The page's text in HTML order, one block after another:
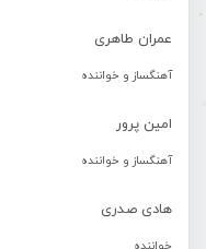
عمران طاهری
آهنگساز و خواننده
امین پرور
آهنگساز و خواننده
هادی صدری